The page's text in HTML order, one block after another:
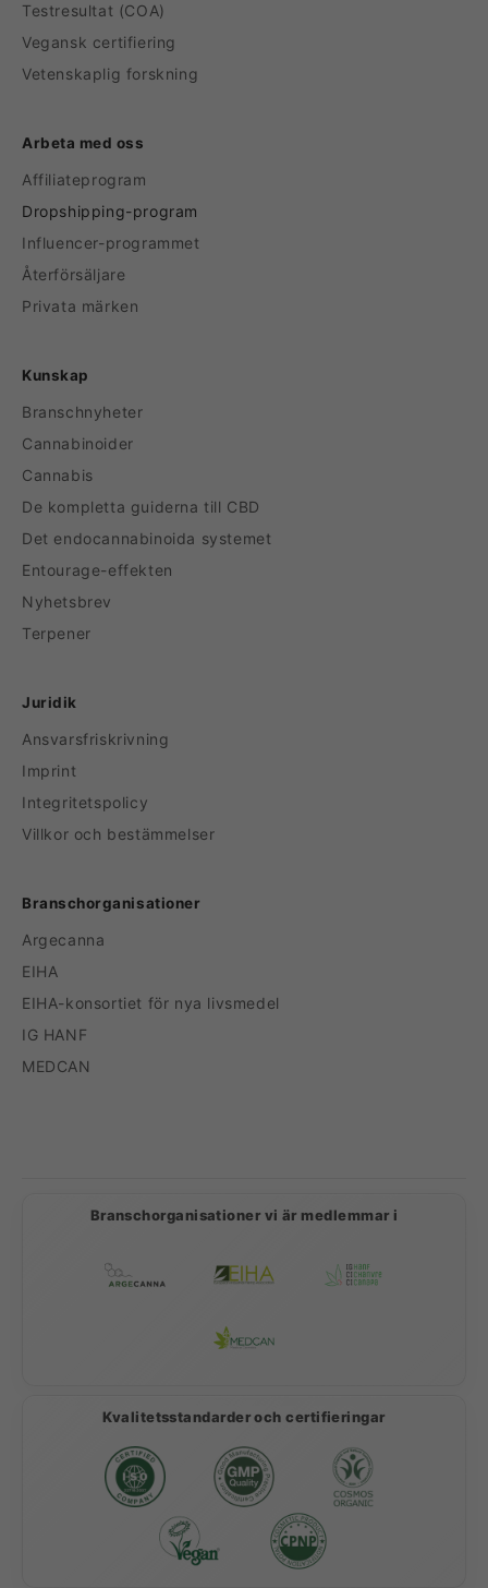
Testresultat (COA)
Vegansk certifiering
Vetenskaplig forskning
Arbeta med oss
Affiliateprogram
Dropshipping-program
Influencer-programmet
Återförsäljare
Privata märken
Kunskap
Branschnyheter
Cannabinoider
Cannabis
De kompletta guiderna till CBD
Det endocannabinoida systemet
Entourage-effekten
Nyhetsbrev
Terpener
Juridik
Ansvarsfriskrivning
Imprint
Integritetspolicy
Villkor och bestämmelser
Branschorganisationer
Argecanna
EIHA
EIHA-konsortiet för nya livsmedel
IG HANF
MEDCAN
Branschorganisationer vi är medlemmar i
Kvalitetsstandarder och certifieringar